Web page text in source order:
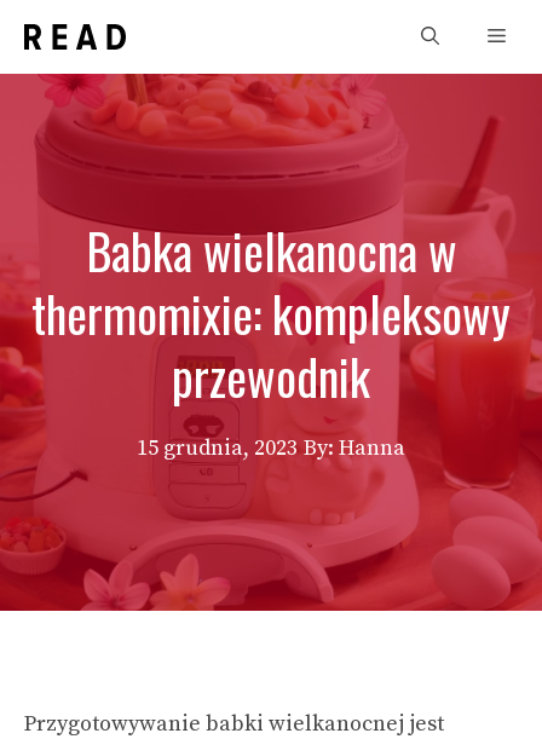
treści
Babka wielkanocna w
thermomixie: kompleksowy
przewodnik
15 grudnia, 2023 By: Hanna
Przygotowywanie babki wielkanocnej jest